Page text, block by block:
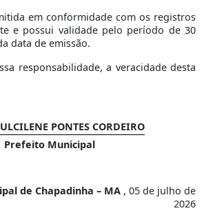
em conformidade com os registros
e possui validade pelo período de 30
data de emissão.
responsabilidade, a veracidade desta
PONTES CORDEIRO
Prefeito Municipal
de Chapadinha – MA , 05 de julho de
2026